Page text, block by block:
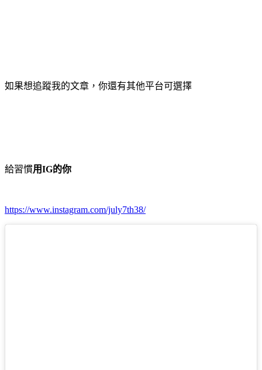
如果想追蹤我的文章，你還有其他平台可選擇
給習慣用IG的你
https://www.instagram.com/july7th38/